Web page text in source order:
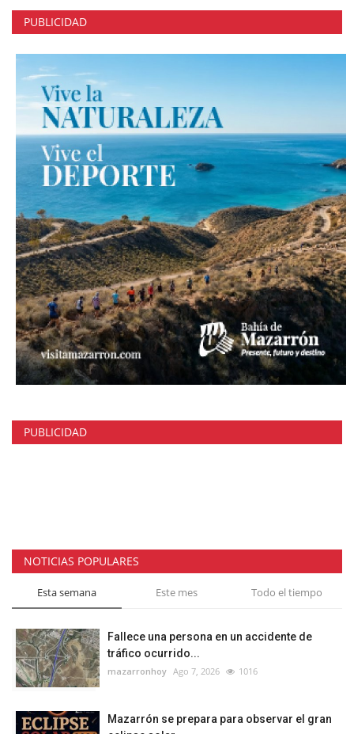
PUBLICIDAD
PUBLICIDAD
NOTICIAS POPULARES
Esta semana Este mes Todo el tiempo
Fallece una persona en un accidente de
tráfico ocurrido...
mazarronhoy Ago 7, 2026 1016
Mazarrón se prepara para observar el gran